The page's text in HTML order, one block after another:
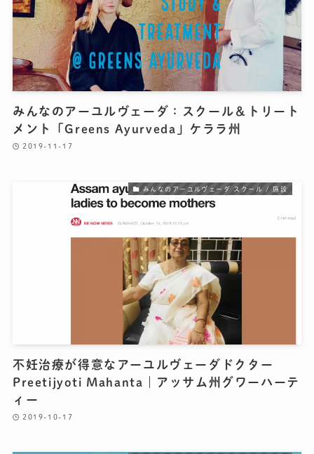
みんなのアーユルヴェーダ：スクール＆トリート
メント「Greens Ayurveda」ケララ州
2019-11-17
みんなのアーユルヴェーダ スクール / 施設
不妊治療が得意なアーユルヴェーダドクター
Preetijyoti Mahanta｜アッサム州グワーハーテ
ィー
2019-10-17